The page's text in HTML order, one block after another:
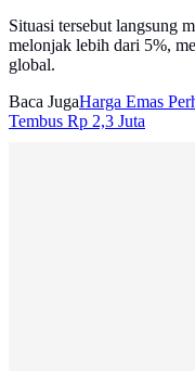
Situasi tersebut langsung
melonjak lebih dari 5%,
global.
Baca JugaHarga Emas
Tembus Rp 2,3 Juta